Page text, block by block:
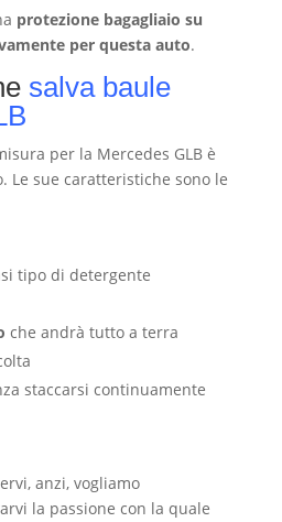
protezione bagagliaio su
per questa auto.
salva baule
per la Mercedes GLB è
Le sue caratteristiche sono le
tipo di detergente
che andrà tutto a terra
staccarsi continuamente
anzi, vogliamo
la passione con la quale